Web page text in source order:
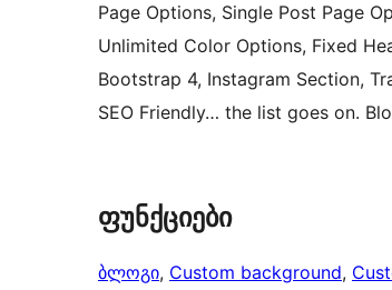
Page Options, Single Post Page
Unlimited Color Options, Fixed
Bootstrap 4, Instagram Section,
SEO Friendly… the list goes on.
ფუნქციები
ბლოგი, Custom background,